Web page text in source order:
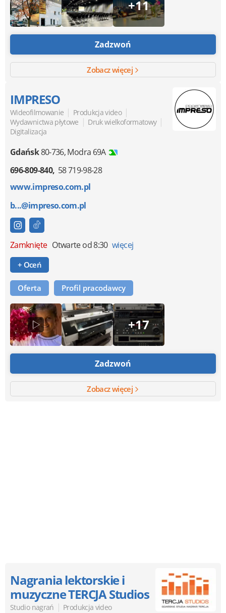
+11
Zadzwoń
Zobacz więcej
IMPRESO
Wideofilmowanie | Produkcja video |
Wydawnictwa płytowe | Druk wielkoformatowy |
Digitalizacja
Gdańsk80-736,Modra 69A
696-809-840 58 719-98-28
www.impreso.com.pl
b...@impreso.com.pl
Zamknięte Otwarte od 8:30 więcej
+ Oceń
Oferta Profil pracodawcy
+17
Zadzwoń
Zobacz więcej
Nagrania lektorskie i
muzyczne TERCJA Studios
Studio nagrań | Produkcja video